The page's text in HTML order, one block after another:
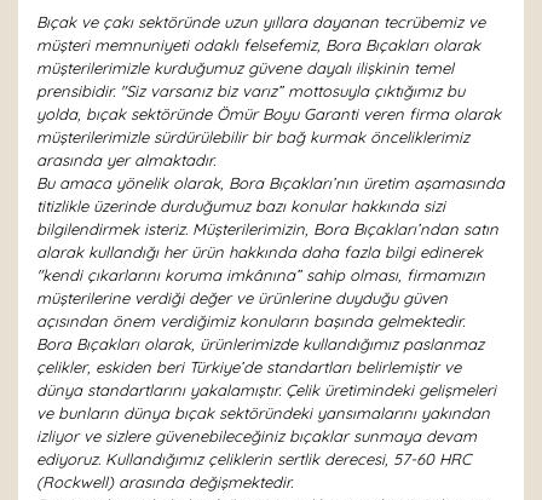
Bıçak ve çakı sektöründe uzun yıllara dayanan tecrübemiz ve
müşteri memnuniyeti odaklı felsefemiz, Bora Bıçakları olarak
müşterilerimizle kurduğumuz güvene dayalı ilişkinin temel
prensibidir. "Siz varsanız biz varız” mottosuyla çıktığımız bu
yolda, bıçak sektöründe Ömür Boyu Garanti veren firma olarak
müşterilerimizle sürdürülebilir bir bağ kurmak önceliklerimiz
arasında yer almaktadır.
Bu amaca yönelik olarak, Bora Bıçakları’nın üretim aşamasında
titizlikle üzerinde durduğumuz bazı konular hakkında sizi
bilgilendirmek isteriz. Müşterilerimizin, Bora Bıçakları’ndan satın
alarak kullandığı her ürün hakkında daha fazla bilgi edinerek
"kendi çıkarlarını koruma imkânına” sahip olması, firmamızın
müşterilerine verdiği değer ve ürünlerine duyduğu güven
açısından önem verdiğimiz konuların başında gelmektedir.
Bora Bıçakları olarak, ürünlerimizde kullandığımız paslanmaz
çelikler, eskiden beri Türkiye’de standartları belirlemiştir ve
dünya standartlarını yakalamıştır. Çelik üretimindeki gelişmeleri
ve bunların dünya bıçak sektöründeki yansımalarını yakından
izliyor ve sizlere güvenebileceğiniz bıçaklar sunmaya devam
ediyoruz. Kullandığımız çeliklerin sertlik derecesi, 57-60 HRC
(Rockwell) arasında değişmektedir.